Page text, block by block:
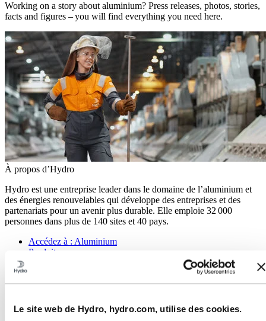
Le site web de Hydro, hydro.com, utilise des cookies.
Working on a story about aluminium? Press releases, photos, stories,
facts and figures – you will find everything you need here.
À propos d’Hydro
Hydro est une entreprise leader dans le domaine de l’aluminium et
des énergies renouvelables qui développe des entreprises et des
partenariats pour un avenir plus durable. Elle emploie 32 000
personnes dans plus de 140 sites et 40 pays.
Accédez à : Aluminium
Produits
Innovation et R&D
Accédez à :
Energy